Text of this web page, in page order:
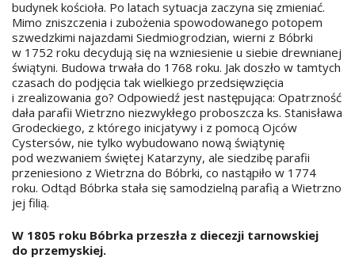
budynek kościoła. Po latach sytuacja zaczyna się zmieniać.
Mimo zniszczenia i zubożenia spowodowanego potopem
szwedzkimi najazdami Siedmiogrodzian, wierni z Bóbrki
w 1752 roku decydują się na wzniesienie u siebie drewnianej
świątyni. Budowa trwała do 1768 roku. Jak doszło w tamtych
czasach do podjęcia tak wielkiego przedsięwzięcia
i zrealizowania go? Odpowiedź jest następująca: Opatrzność
dała parafii Wietrzno niezwykłego proboszcza ks. Stanisława
Grodeckiego, z którego inicjatywy i z pomocą Ojców
Cystersów, nie tylko wybudowano nową świątynię
pod wezwaniem świętej Katarzyny, ale siedzibę parafii
przeniesiono z Wietrzna do Bóbrki, co nastąpiło w 1774
roku. Odtąd Bóbrka stała się samodzielną parafią a Wietrzno
jej filią.
W 1805 roku Bóbrka przeszła z diecezji tarnowskiej
do przemyskiej.